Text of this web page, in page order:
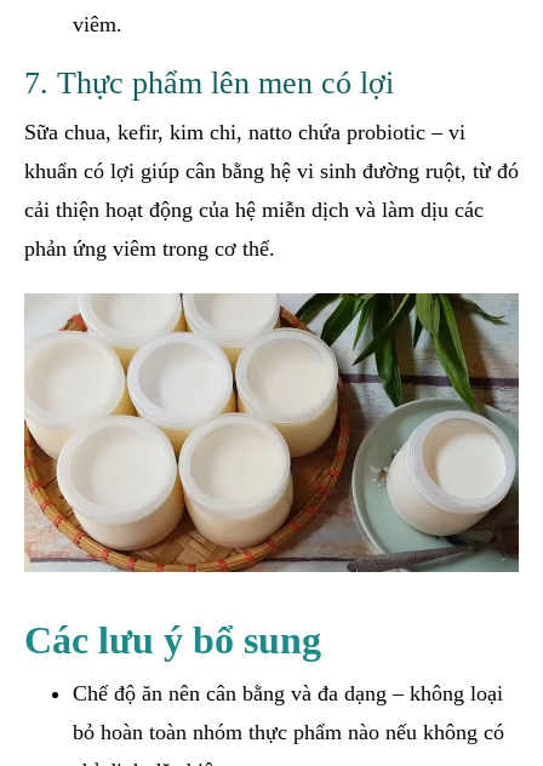
viêm.
7. Thực phẩm lên men có lợi
Sữa chua, kefir, kim chi, natto chứa probiotic – vi
khuẩn có lợi giúp cân bằng hệ vi sinh đường ruột, từ đó
cải thiện hoạt động của hệ miễn dịch và làm dịu các
phản ứng viêm trong cơ thể.
Các lưu ý bổ sung
Chế độ ăn nên cân bằng và đa dạng – không loại
bỏ hoàn toàn nhóm thực phẩm nào nếu không có